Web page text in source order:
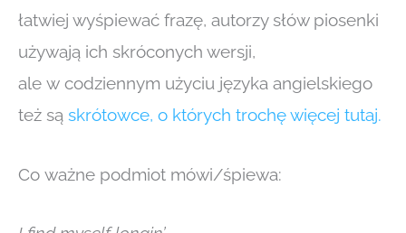
łatwiej wyśpiewać frazę, autorzy słów piosenki
używają ich skróconych wersji,
ale w codziennym użyciu języka angielskiego
też są skrótowce, o których trochę więcej tutaj.
Co ważne podmiot mówi/śpiewa: